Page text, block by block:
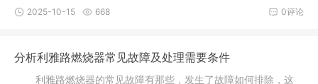
杭州佳洁是
0评论
2025-10-15 668
分析利雅路燃烧器常见故障及处理需要条件
利雅路燃烧器的常见故障有那些，发生了故障如何排除，这